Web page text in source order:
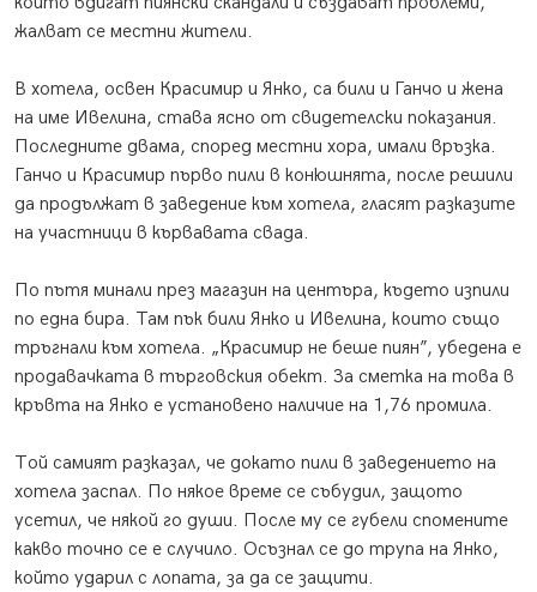
жалват се местни жители.
В хотела, освен Красимир и Янко, са били и Ганчо и жена
на име Ивелина, става ясно от свидетелски показания.
Последните двама, според местни хора, имали връзка.
Ганчо и Красимир първо пили в конюшнята, после решили
да продължат в заведение към хотела, гласят разказите
на участници в кървавата свада.
По пътя минали през магазин на центъра, където изпили
по една бира. Там пък били Янко и Ивелина, които също
тръгнали към хотела. „Красимир не беше пиян”, убедена е
продавачката в търговския обект. За сметка на това в
кръвта на Янко е установено наличие на 1,76 промила.
Той самият разказал, че докато пили в заведението на
хотела заспал. По някое време се събудил, защото
усетил, че някой го души. После му се губели спомените
какво точно се е случило. Осъзнал се до трупа на Янко,
който ударил с лопата, за да се защити.